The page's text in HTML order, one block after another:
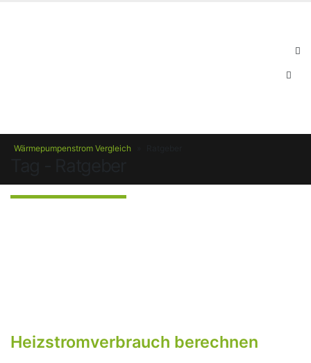
Wärmepumpenstrom Vergleich
Heizstromverbrauch berechnen